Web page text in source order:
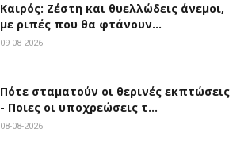
Καιρός: Ζέστη και θυελλώδεις άνεμοι,
με ριπές που θα φτάνουν…
09-08-2026
Πότε σταματούν οι θερινές εκπτώσεις
- Ποιες οι υποχρεώσεις τ…
08-08-2026